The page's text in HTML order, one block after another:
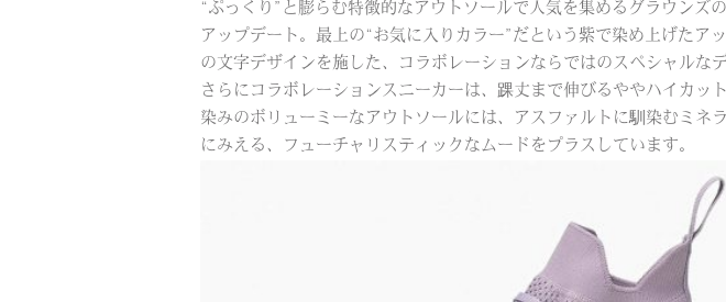
“ぷっくり”と膨らむ特徴的なアウトソールで人気を集めるグラウン
アップデート。最上の“お気に入りカラー”だという紫で染め上げたア
の文字デザインを施した、コラボレーションならではのスペシャルな
さらにコラボレーションスニーカーは、踝丈まで伸びるややハイカ
染みのボリューミーなアウトソールには、アスファルトに馴染むミ
にみえる、フューチャリスティックなムードをプラスしています。